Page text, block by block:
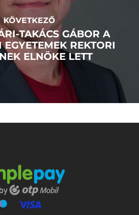
KÖVETKEZŐ
TAKÁCS GÁBOR A
EGYETEMEK REKTORI
ELNÖKE LETT